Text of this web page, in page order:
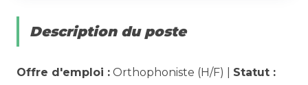
Description du poste
Offre d'emploi : Orthophoniste (H/F) | Statut :